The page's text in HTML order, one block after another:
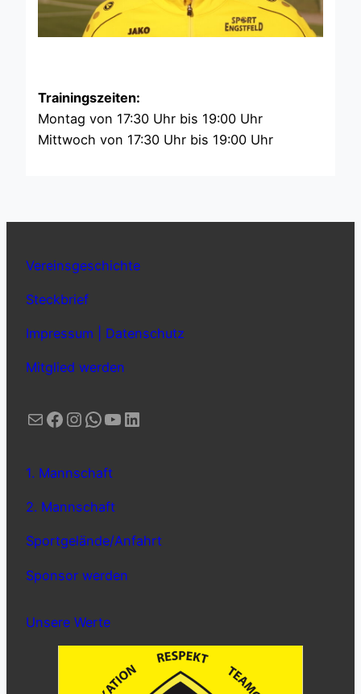
Trainingszeiten:
Montag von 17:30 Uhr bis 19:00 Uhr
Mittwoch von 17:30 Uhr bis 19:00 Uhr
Vereinsgeschichte
Steckbrief
Impressum | Datenschutz
Mitglied werden
E-Mail Facebook Instagram WhatsApp YouTube LinkedIn
1. Mannschaft
2. Mannschaft
Sportgelände/Anfahrt
Sponsor werden
Unsere Werte